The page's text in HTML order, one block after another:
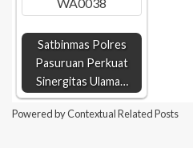
Satbinmas Polres
Pasuruan Perkuat
Sinergitas Ulama…
Powered byContextual Related Posts